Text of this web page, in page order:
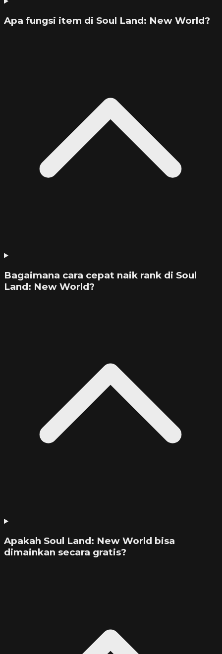
Apa fungsi item di Soul Land: New World?
Bagaimana cara cepat naik rank di Soul
Land: New World?
Apakah Soul Land: New World bisa
dimainkan secara gratis?